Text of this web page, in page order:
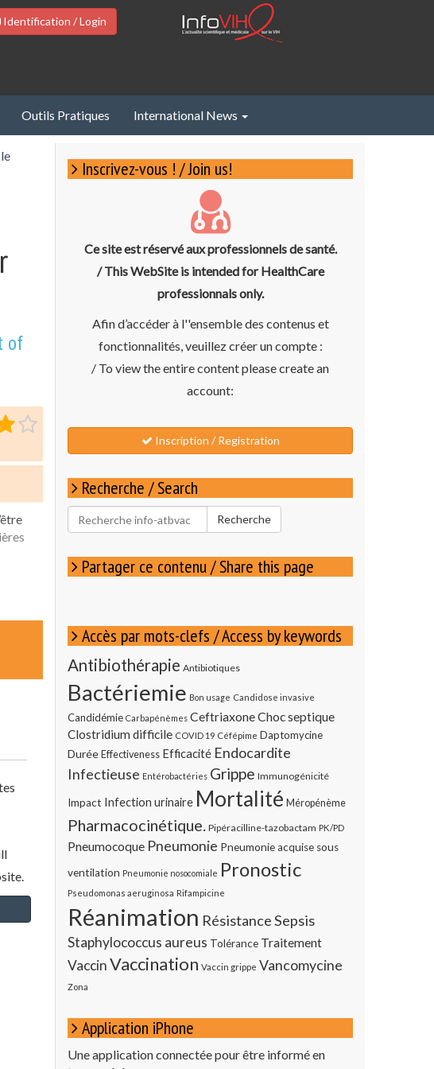
Identification / Login
Outils Pratiques International News
of
Inscrivez-vous ! / Join us!
Ce site est réservé aux professionnels de santé.
/ This WebSite is intended for HealthCare
professionnals only.
Afin d’accéder à l''ensemble des contenus et
fonctionnalités, veuillez créer un compte :
/ To view the entire content please create an
account:
Inscription / Registration
Recherche / Search
Rechercher
pour
Recherche
Partager ce contenu / Share this page
Accès par mots-clefs / Access by keywords
Antibiothérapie Antibiotiques
Bactériemie Bon usage Candidose invasive
Candidémie Carbapénèmes CeftriaxoneChoc septique
Clostridium difficile COVID 19 Céfépime Daptomycine
Durée Effectiveness Efficacité Endocardite
Infectieuse Entérobactéries Grippe Immunogénicité
Impact Infection urinaire Mortalité Méropénème
Pharmacocinétique. Pipéracilline-tazobactam PK/PD
Pneumocoque Pneumonie Pneumonie acquise sous
ventilation Pneumonie nosocomiale Pronostic
Pseudomonas aeruginosa Rifampicine
Réanimation RésistanceSepsis
Staphylococcus aureus Tolérance Traitement
VaccinVaccination Vaccin grippe Vancomycine
Zona
Application iPhone
Une application connectée pour être informé en